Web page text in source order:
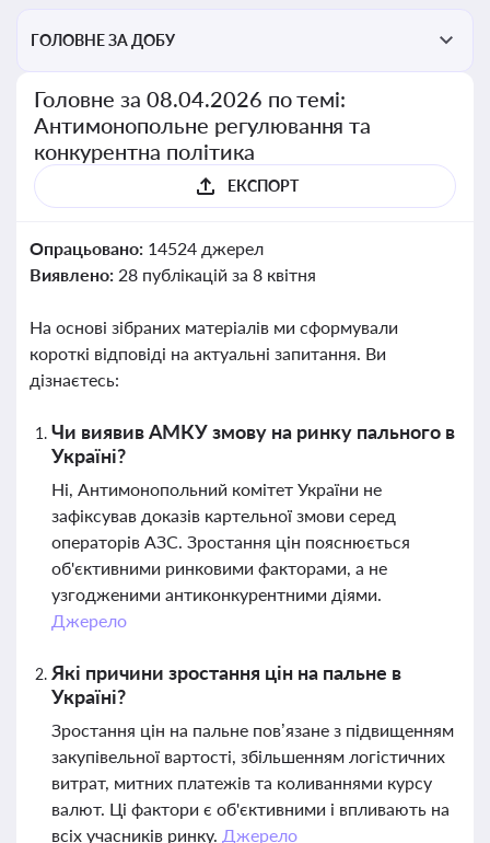
ГОЛОВНЕ ЗА ДОБУ
Головне за 08.04.2026 по темі:
Антимонопольне регулювання та
конкурентна політика
ЕКСПОРТ
Опрацьовано: 14524 джерел
Виявлено: 28 публікацій за 8 квітня
На основі зібраних матеріалів ми сформували
короткі відповіді на актуальні запитання. Ви
дізнаєтесь:
Чи виявив АМКУ змову на ринку пального в
Україні?
Ні, Антимонопольний комітет України не
зафіксував доказів картельної змови серед
операторів АЗС. Зростання цін пояснюється
об'єктивними ринковими факторами, а не
узгодженими антиконкурентними діями.
Джерело
Які причини зростання цін на пальне в
Україні?
Зростання цін на пальне пов’язане з підвищенням
закупівельної вартості, збільшенням логістичних
витрат, митних платежів та коливаннями курсу
валют. Ці фактори є об'єктивними і впливають на
всіх учасників ринку. Джерело